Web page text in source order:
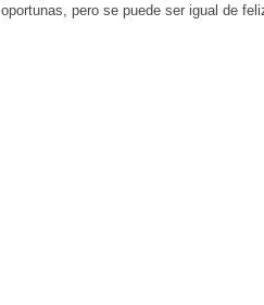
oportunas, pero se puede ser igual de